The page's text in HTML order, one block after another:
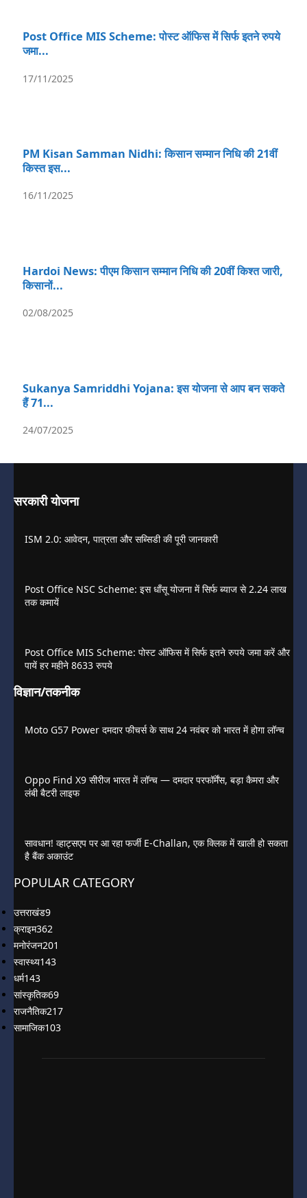
Post Office MIS Scheme: पोस्ट ऑफिस में सिर्फ इतने रुपये
जमा...
17/11/2025
PM Kisan Samman Nidhi: किसान सम्मान निधि की 21वीं
किस्त इस...
16/11/2025
Hardoi News: पीएम किसान सम्मान निधि की 20वीं किश्त जारी,
किसानों...
02/08/2025
Sukanya Samriddhi Yojana: इस योजना से आप बन सकते
हैं 71...
24/07/2025
सरकारी योजना
ISM 2.0: आवेदन, पात्रता और सब्सिडी की पूरी जानकारी
Post Office NSC Scheme: इस धाँसू योजना में सिर्फ ब्याज से 2.24 लाख
तक कमायें
Post Office MIS Scheme: पोस्ट ऑफिस में सिर्फ इतने रुपये जमा करें और
पायें हर महीने 8633 रुपये
विज्ञान/तकनीक
Moto G57 Power दमदार फीचर्स के साथ 24 नवंबर को भारत में होगा लॉन्च
Oppo Find X9 सीरीज भारत में लॉन्च — दमदार परफॉर्मेंस, बड़ा कैमरा और
लंबी बैटरी लाइफ
सावधान! व्हाट्सएप पर आ रहा फर्जी E-Challan, एक क्लिक में खाली हो सकता
है बैंक अकाउंट
POPULAR CATEGORY
उत्तराखंड9
क्राइम362
मनोरंजन201
स्वास्थ्य143
धर्म143
सांस्कृतिक69
राजनैतिक217
सामाजिक103